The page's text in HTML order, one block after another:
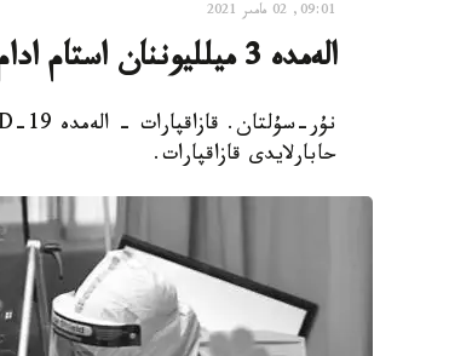
09:01, 02 مامىر 2021
الەمدە 3 ميلليوننان استام ادام كوروناۆيرۋستان كوز جۇمدى
حابارلايدى قازاقپارات.